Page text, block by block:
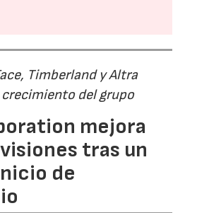
Timberland y Altra
del grupo
mejora
tras un
de